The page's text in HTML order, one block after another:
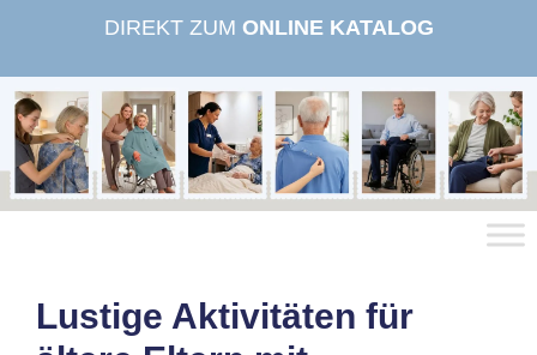
springen
DIREKT ZUM ONLINE KATALOG
Lustige Aktivitäten für